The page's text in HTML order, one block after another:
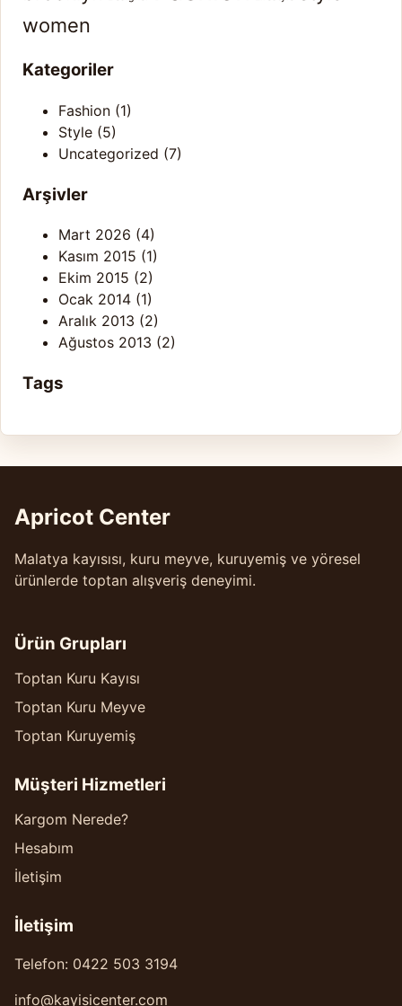
women
Kategoriler
Fashion (1)
Style (5)
Uncategorized (7)
Arşivler
Mart 2026 (4)
Kasım 2015 (1)
Ekim 2015 (2)
Ocak 2014 (1)
Aralık 2013 (2)
Ağustos 2013 (2)
Tags
Apricot Center
Malatya kayısısı, kuru meyve, kuruyemiş ve yöresel
ürünlerde toptan alışveriş deneyimi.
Ürün Grupları
Toptan Kuru Kayısı
Toptan Kuru Meyve
Toptan Kuruyemiş
Müşteri Hizmetleri
Kargom Nerede?
Hesabım
İletişim
İletişim
Telefon: 0422 503 3194
info@kayisicenter.com